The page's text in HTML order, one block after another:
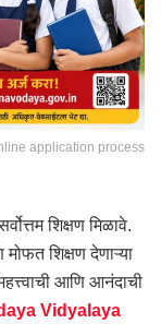
application process
शिक्षण मिळावे.
शिक्षण देणाऱ्या
आणि आनंदाची
Vidyalaya